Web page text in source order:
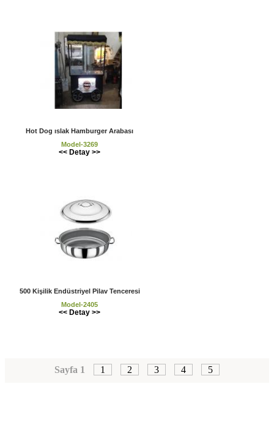
Hot Dog ıslak Hamburger Arabası
Model-3269
<< Detay >>
500 Kişilik Endüstriyel Pilav Tenceresi
Model-2405
<< Detay >>
Sayfa 1 1 2 3 4 5